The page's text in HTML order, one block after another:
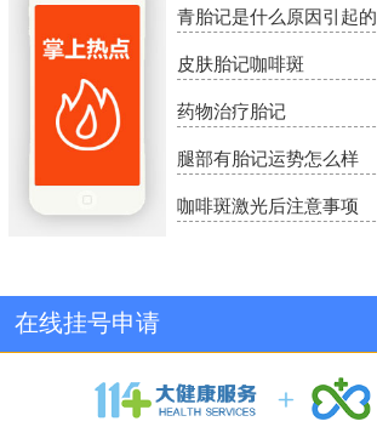
青胎记是什么原因引起的
皮肤胎记咖啡斑
药物治疗胎记
腿部有胎记运势怎么样
咖啡斑激光后注意事项
在线挂号申请